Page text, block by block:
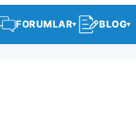
FORUMLAR▾ BLOG▾